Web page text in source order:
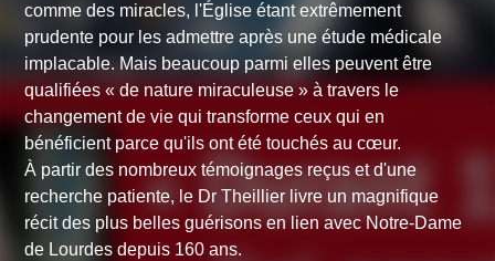
comme des miracles, l'Église étant extrêmement
prudente pour les admettre après une étude médicale
implacable. Mais beaucoup parmi elles peuvent être
qualifiées « de nature miraculeuse » à travers le
changement de vie qui transforme ceux qui en
bénéficient parce qu'ils ont été touchés au cœur.
À partir des nombreux témoignages reçus et d'une
recherche patiente, le Dr Theillier livre un magnifique
récit des plus belles guérisons en lien avec Notre-Dame
de Lourdes depuis 160 ans.